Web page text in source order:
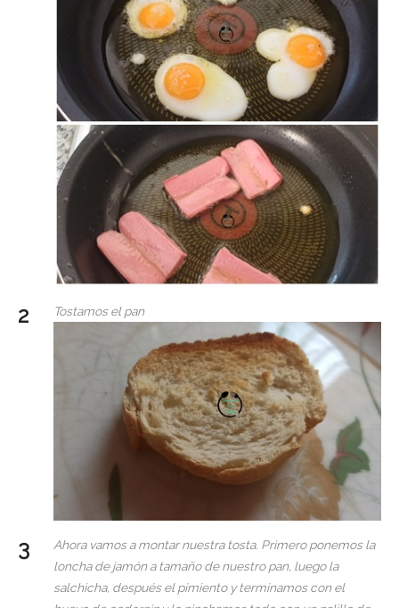
Tostamos el pan
Ahora vamos a montar nuestra tosta. Primero ponemos la
loncha de jamón a tamaño de nuestro pan, luego la
salchicha, después el pimiento y terminamos con el